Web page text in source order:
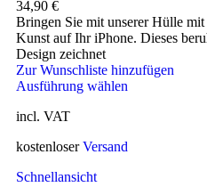
34,90 €
Bringen Sie mit unserer Hülle
Kunst auf Ihr iPhone. Dieses
Design zeichnet
Zur Wunschliste hinzufügen
Ausführung wählen
incl. VAT
kostenloserVersand
Schnellansicht